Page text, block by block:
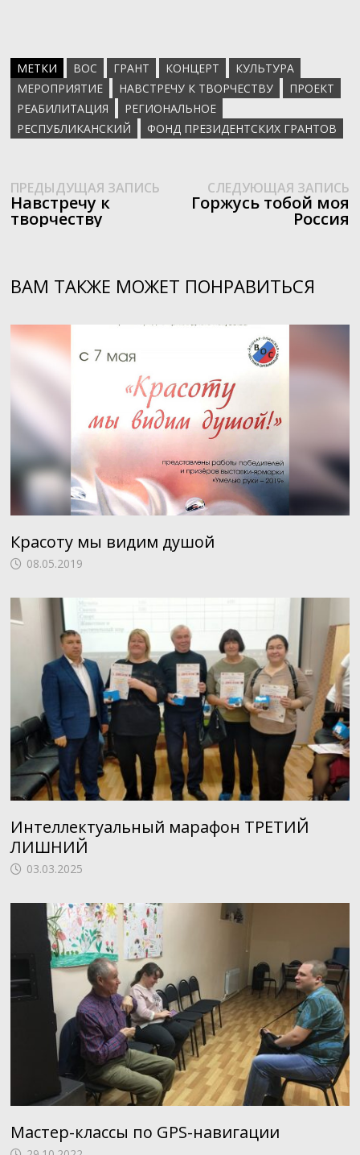
МЕТКИ ВОС ГРАНТ КОНЦЕРТ
КУЛЬТУРА
МЕРОПРИЯТИЕ
НАВСТРЕЧУ К ТВОРЧЕСТВУ
ПРОЕКТ
РЕАБИЛИТАЦИЯ
РЕГИОНАЛЬНОЕ
РЕСПУБЛИКАНСКИЙ
ФОНД ПРЕЗИДЕНТСКИХ ГРАНТОВ
Навигация
по
ПРЕДЫДУЩАЯ ЗАПИСЬПредыдущая
запись:
Навстречу к
творчеству
СЛЕДУЮЩАЯ ЗАПИСЬ
Горжусь тобой моя
Россия
ВАМ ТАКЖЕ МОЖЕТ ПОНРАВИТЬСЯ
Красоту мы видим душой
08.05.2019
Интеллектуальный марафон ТРЕТИЙ
ЛИШНИЙ
03.03.2025
Мастер-классы по GPS-навигации